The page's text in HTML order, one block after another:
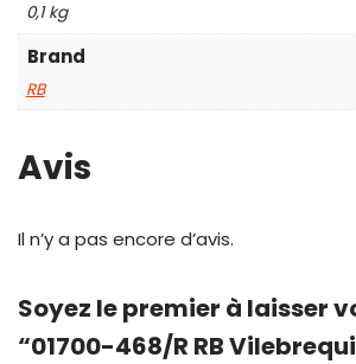
0,1 kg
Brand
RB
Avis
Il n’y a pas encore d’avis.
Soyez le premier à laisser
“01700-468/R RB